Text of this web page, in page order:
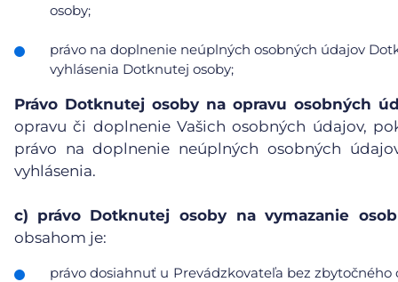
osoby;
právo na doplnenie neúplných osobných údajov
vyhlásenia Dotknutej osoby;
Právo Dotknutej osoby na opravu osobných
opravu či doplnenie Vašich osobných údajov,
právo na doplnenie neúplných osobných
vyhlásenia.
c) právo Dotknutej osoby na vymazanie
obsahom je:
právo dosiahnuť u Prevádzkovateľa bez